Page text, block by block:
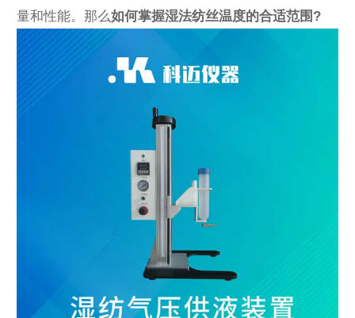
量和性能。那么如何掌握湿法纺丝温度的合适范围?